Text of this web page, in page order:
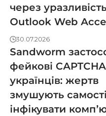
через
Outlook Web
30.07.2026
Sandworm
фейкові
українців: жертв
змушують
інфікувати